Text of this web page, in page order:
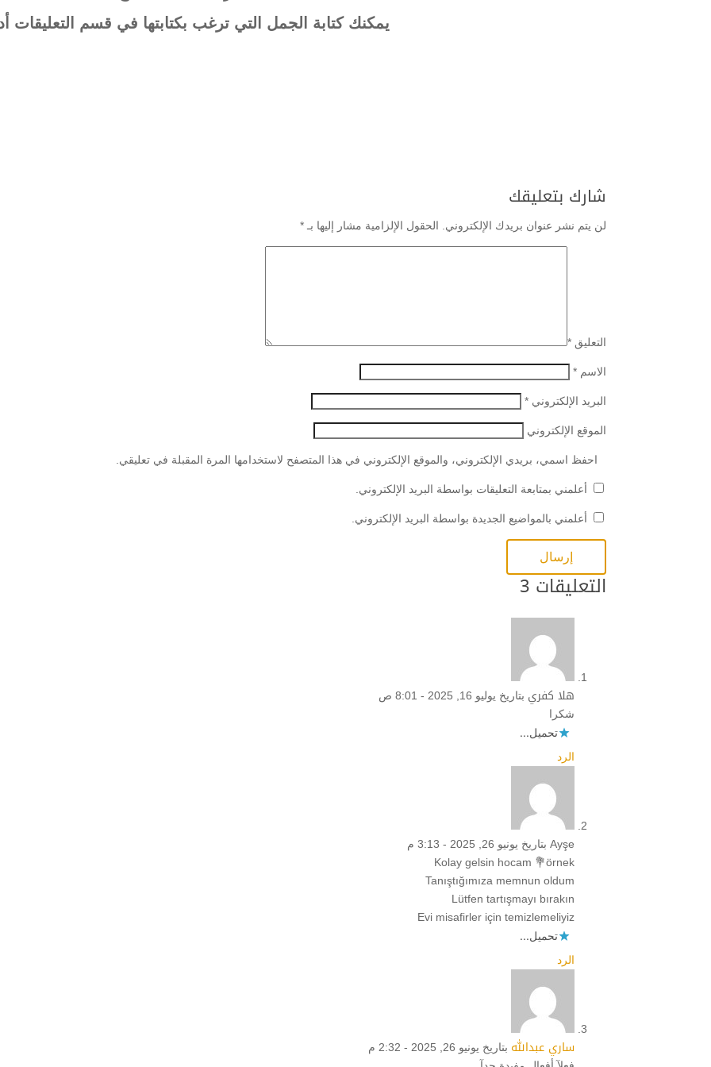
يمكنك كتابة الجمل التي ترغب بكتابتها في قسم التعليقات
شارك بتعليقك
لن يتم نشر عنوان بريدك الإلكتروني. الحقول الإلزامية مشار إليها بـ *
التعليق *
الاسم *
البريد الإلكتروني *
الموقع الإلكتروني
احفظ اسمي، بريدي الإلكتروني، والموقع الإلكتروني في هذا المتصفح لاستخدامها المرة المقبلة في تعليقي.
أعلمني بمتابعة التعليقات بواسطة البريد الإلكتروني.
أعلمني بالمواضيع الجديدة بواسطة البريد الإلكتروني.
التعليقات 3
هلا كفري بتاريخ يوليو 16, 2025 - 8:01 ص
شكرا
تحميل...
الرد
Ayşe بتاريخ يونيو 26, 2025 - 3:13 م
Kolay gelsin hocam 💐örnek
Tanıştığımıza memnun oldum
Lütfen tartışmayı bırakın
Evi misafirler için temizlemeliyiz
تحميل...
الرد
ساري عبدالله بتاريخ يونيو 26, 2025 - 2:32 م